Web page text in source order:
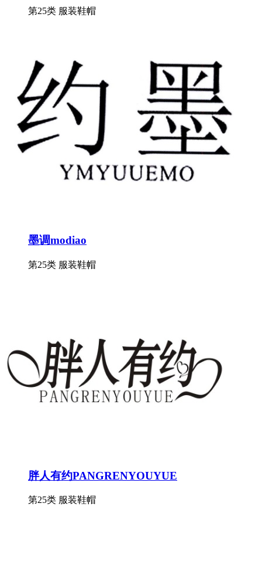
第25类 服装鞋帽
墨调modiao
第25类 服装鞋帽
胖人有约PANGRENYOUYUE
第25类 服装鞋帽